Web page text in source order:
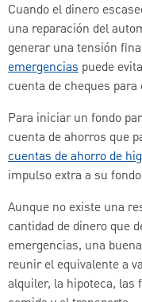
Cuando el dinero
una reparación del
generar una tensión
emergencias puede
cuenta de cheques
Para iniciar un fondo
cuenta de ahorros que
cuentas de ahorro de
impulso extra a su
Aunque no existe una
cantidad de dinero que
emergencias, una
reunir el equivalente a
alquiler, la hipoteca, las